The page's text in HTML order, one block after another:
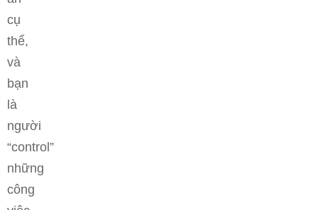
cụ
thể,
và
bạn
là
người
“control”
những
công